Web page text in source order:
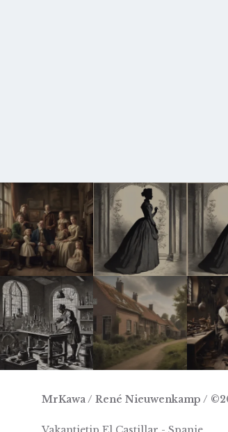
MrKawa / René Nieuwenkamp /